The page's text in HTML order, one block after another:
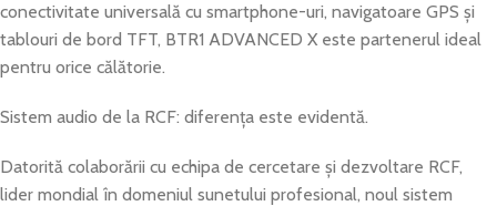
conectivitate universală cu smartphone-uri, navigatoare GPS și
tablouri de bord TFT, BTR1 ADVANCED X este partenerul ideal
pentru orice călătorie.
Sistem audio de la RCF: diferența este evidentă.
Datorită colaborării cu echipa de cercetare și dezvoltare RCF,
lider mondial în domeniul sunetului profesional, noul sistem